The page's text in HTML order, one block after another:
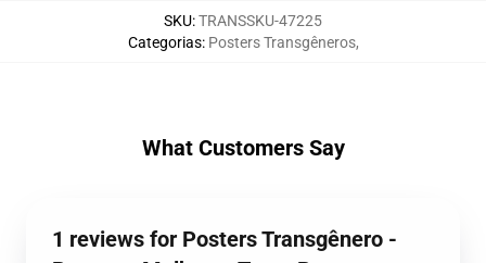
SKU:TRANSSKU-47225
Categorias: Posters Transgêneros,
What Customers Say
1 reviews for Posters Transgênero -